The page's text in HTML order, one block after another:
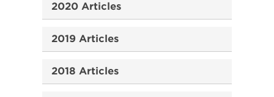
2020 Articles
2019 Articles
2018 Articles